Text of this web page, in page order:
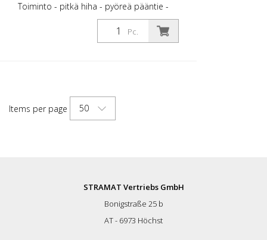
Toiminto - pitkä hiha - pyöreä pääntie -
jossa segmentoidut heijastinraidat
vartalonkielessä ja hihoissa optimaalisen
näkyvyyden varmistamiseksi - hihansuissa
mukaisesti suojaa voimakkaalta
meiltä tarvittaessa vastaavaa tuotetta.
Pc.
Items per page 50
STRAMAT Vertriebs GmbH
Bonigstraße 25 b
AT - 6973 Höchst